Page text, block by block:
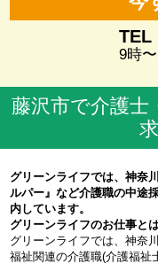
TEL
9時
藤沢市で介護士
グリーンライフでは、神奈
ルパー』など介護職の中途
内しています。
グリーンライフのお仕事と
グリーンライフでは、神奈
福祉関連の介護職(介護福祉